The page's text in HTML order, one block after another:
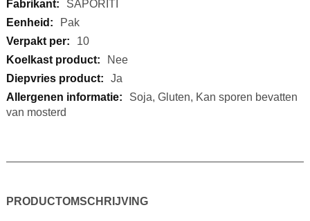
SAPORITI
Pak
10
Nee
Ja
Soja, Gluten, Kan sporen bevatten
van mosterd
PRODUCTOMSCHRIJVING